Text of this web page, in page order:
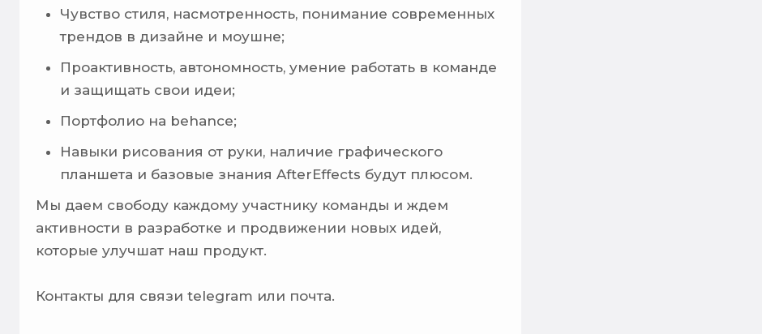
Чувство стиля, насмотренность, понимание современных
трендов в дизайне и моушне;
Проактивность, автономность, умение работать в команде
и защищать свои идеи;
Портфолио на behance;
Навыки рисования от руки, наличие графического
планшета и базовые знания AfterEffects будут плюсом.
Мы даем свободу каждому участнику команды и ждем
активности в разработке и продвижении новых идей,
которые улучшат наш продукт.
Контакты для связи telegram или почта.